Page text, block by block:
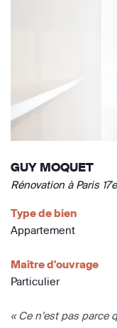
GUY MOQUET
Rénovation à Paris
Type de bien
Appartement
Maître d'ouvrage
Particulier
« Ce n’est pas parce